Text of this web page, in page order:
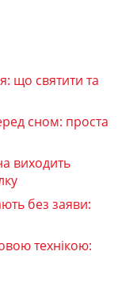
що святити та
сном: проста
виходить
без заяви:
технікою: